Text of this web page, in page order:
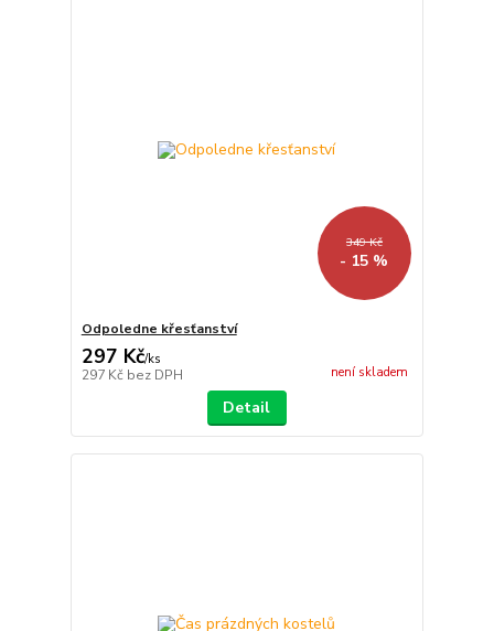
349 Kč
- 15 %
Odpoledne křesťanství
297 Kč/ks
297 Kč bez DPH není skladem
Detail